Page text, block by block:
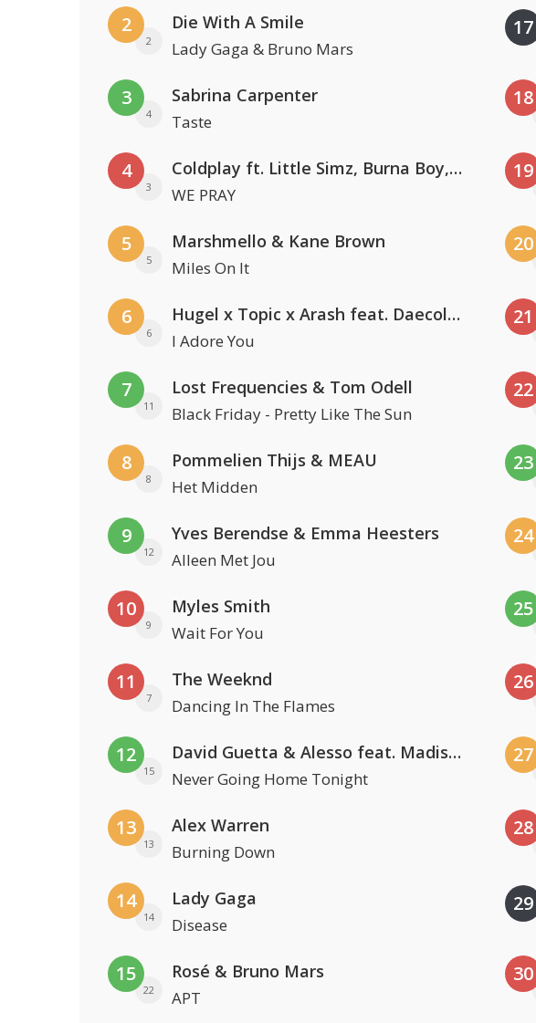
2
2
Die With A Smile
Lady Gaga & Bruno Mars
3
4
Sabrina Carpenter
Taste
4
3
Coldplay ft. Little Simz, Burna Boy, Elyanna & Tini
WE PRAY
5
5
Marshmello & Kane Brown
Miles On It
6
6
Hugel x Topic x Arash feat. Daecolm
I Adore You
7
11
Lost Frequencies & Tom Odell
Black Friday - Pretty Like The Sun
8
8
Pommelien Thijs & MEAU
Het Midden
9
12
Yves Berendse & Emma Heesters
Alleen Met Jou
10
9
Myles Smith
Wait For You
11
7
The Weeknd
Dancing In The Flames
12
15
David Guetta & Alesso feat. Madison Love
Never Going Home Tonight
13
13
Alex Warren
Burning Down
14
14
Lady Gaga
Disease
15
22
Rosé & Bruno Mars
APT
17
18
19
20
21
22
23
24
25
26
27
28
29
30